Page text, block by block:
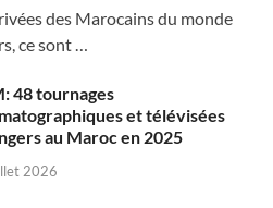
des Marocains du monde
ce sont …
48 tournages
et télévisées
au Maroc en 2025
2026